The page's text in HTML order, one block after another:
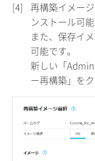
[4]
再構築イメー
ンストール可
また、保存イ
可能です。
新しい「
ー再構築」を